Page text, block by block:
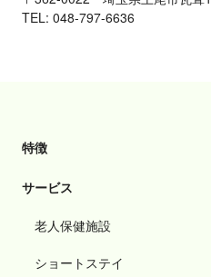
TEL: 048-797-6636
特徴
サービス
老人保健施設
ショートステイ